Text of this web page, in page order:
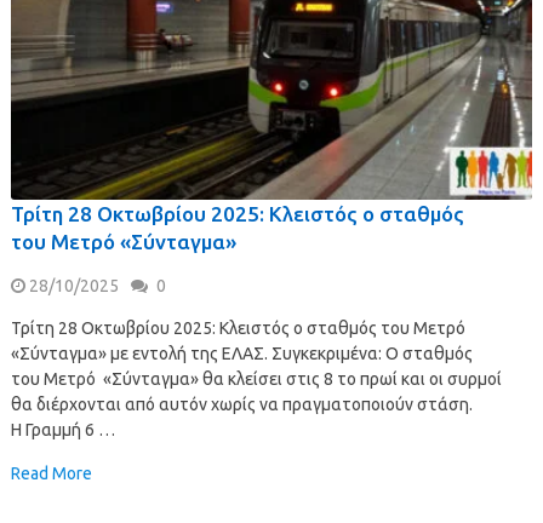
Τρίτη 28 Οκτωβρίου 2025: Κλειστός ο σταθμός
του Μετρό «Σύνταγμα»
28/10/2025 0
Τρίτη 28 Οκτωβρίου 2025: Κλειστός ο σταθμός του Μετρό
«Σύνταγμα» με εντολή της ΕΛΑΣ. Συγκεκριμένα: Ο σταθμός
του Μετρό «Σύνταγμα» θα κλείσει στις 8 το πρωί και οι συρμοί
θα διέρχονται από αυτόν χωρίς να πραγματοποιούν στάση.
Η Γραμμή 6 …
Read More